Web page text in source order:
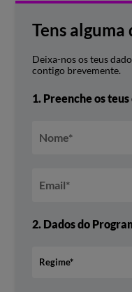
Tens alguma
Deixa-nos os teus
contigo brevemente.
1. Preenche os teus
Nome*
Email*
2. Dados do